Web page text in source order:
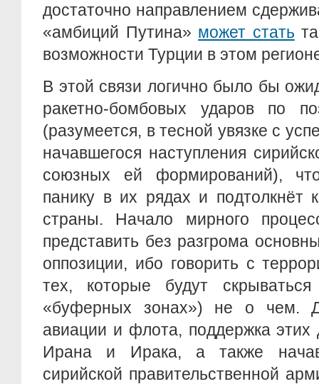
достаточно направлением
«амбиций Путина» может стать
возможности Турции в этом
В этой связи логично было бы
ракетно-бомбовых ударов по
(разумеется, в тесной увязке с
начавшегося наступления
союзных ей формирований),
панику в их рядах и подтолкнёт
страны. Начало мирного
представить без разгрома
оппозиции, ибо говорить с
тех, которые будут
«буферных зонах») не о чем.
авиации и флота, поддержка этих
Ирана и Ирака, а также
сирийской правительственной